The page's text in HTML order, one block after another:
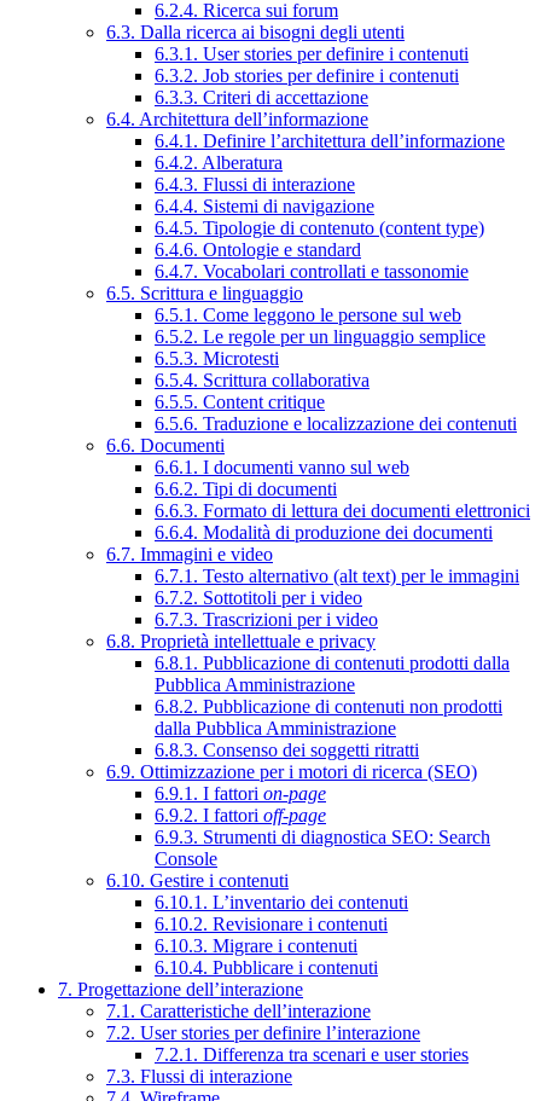
6.2.4. Ricerca sui forum
6.3. Dalla ricerca ai bisogni degli utenti
6.3.1. User stories per definire i contenuti
6.3.2. Job stories per definire i contenuti
6.3.3. Criteri di accettazione
6.4. Architettura dell’informazione
6.4.1. Definire l’architettura dell’informazione
6.4.2. Alberatura
6.4.3. Flussi di interazione
6.4.4. Sistemi di navigazione
6.4.5. Tipologie di contenuto (content type)
6.4.6. Ontologie e standard
6.4.7. Vocabolari controllati e tassonomie
6.5. Scrittura e linguaggio
6.5.1. Come leggono le persone sul web
6.5.2. Le regole per un linguaggio semplice
6.5.3. Microtesti
6.5.4. Scrittura collaborativa
6.5.5. Content critique
6.5.6. Traduzione e localizzazione dei contenuti
6.6. Documenti
6.6.1. I documenti vanno sul web
6.6.2. Tipi di documenti
6.6.3. Formato di lettura dei documenti elettronici
6.6.4. Modalità di produzione dei documenti
6.7. Immagini e video
6.7.1. Testo alternativo (alt text) per le immagini
6.7.2. Sottotitoli per i video
6.7.3. Trascrizioni per i video
6.8. Proprietà intellettuale e privacy
6.8.1. Pubblicazione di contenuti prodotti dalla
Pubblica Amministrazione
6.8.2. Pubblicazione di contenuti non prodotti
dalla Pubblica Amministrazione
6.8.3. Consenso dei soggetti ritratti
6.9. Ottimizzazione per i motori di ricerca (SEO)
6.9.1. I fattori on-page
6.9.2. I fattori off-page
6.9.3. Strumenti di diagnostica SEO: Search
Console
6.10. Gestire i contenuti
6.10.1. L’inventario dei contenuti
6.10.2. Revisionare i contenuti
6.10.3. Migrare i contenuti
6.10.4. Pubblicare i contenuti
7. Progettazione dell’interazione
7.1. Caratteristiche dell’interazione
7.2. User stories per definire l’interazione
7.2.1. Differenza tra scenari e user stories
7.3. Flussi di interazione